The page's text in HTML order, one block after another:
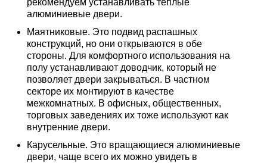
рекомендуем устанавливать теплые
алюминиевые двери.
Маятниковые. Это подвид распашных
конструкций, но они открываются в обе
стороны. Для комфортного использования на
полу устанавливают доводчик, который не
позволяет двери закрываться. В частном
секторе их монтируют в качестве
межкомнатных. В офисных, общественных,
торговых заведениях их тоже используют как
внутренние двери.
Карусельные. Это вращающиеся алюминиевые
двери, чаще всего их можно увидеть в